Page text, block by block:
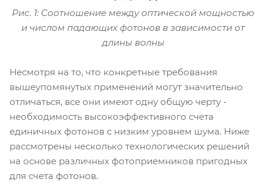
Рис. 1: Соотношение между оптической мощностью
и числом падающих фотонов в зависимости от
длины волны
Несмотря на то, что конкретные требования
вышеупомянутых применений могут значительно
отличаться, все они имеют одну общую черту -
необходимость высокоэффективного счета
единичных фотонов с низким уровнем шума. Ниже
рассмотрены несколько технологических решений
на основе различных фотоприемников пригодных
для счета фотонов.